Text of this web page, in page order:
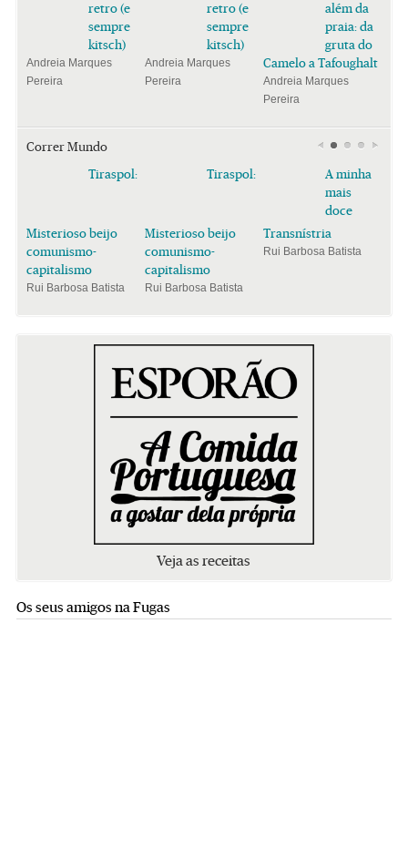
retro (e
sempre
kitsch)
Andreia Marques
Pereira
retro (e
sempre
kitsch)
Andreia Marques
Pereira
além da
praia: da
gruta do
Camelo a Tafoughalt
Andreia Marques
Pereira
Correr Mundo
Tiraspol:
Misterioso beijo
comunismo-
capitalismo
Rui Barbosa Batista
Tiraspol:
Misterioso beijo
comunismo-
capitalismo
Rui Barbosa Batista
A minha
mais
doce
Transnístria
Rui Barbosa Batista
Veja as receitas
Os seus amigos na Fugas